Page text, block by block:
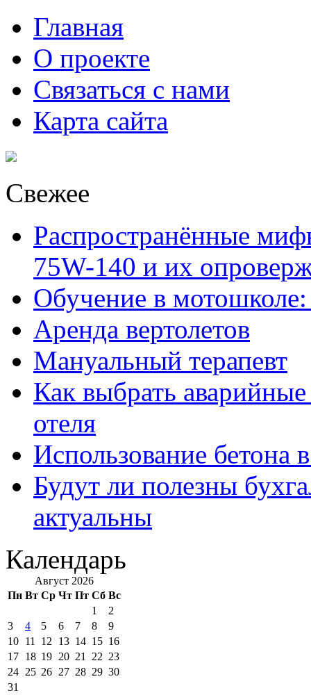
Главная
О проекте
Связаться с нами
Карта сайта
Свежее
Распространённые
75W-140 и их
Обучение в
Аренда вертолетов
Мануальный терапевт
Как выбрать
отеля
Использование бетона
Будут ли полезны
актуальны
Календарь
Август 2026
Пн Вт Ср Чт Пт Сб Вс
1
2
3
4 5 6 7 8
9
10 11 12 13 14 15 16
17 18 19 20 21 22 23
24 25 26 27 28 29 30
31